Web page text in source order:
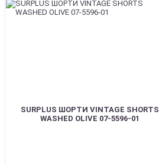
SURPLUS ШОРТИ VINTAGE SHORTS
WASHED OLIVE 07-5596-01